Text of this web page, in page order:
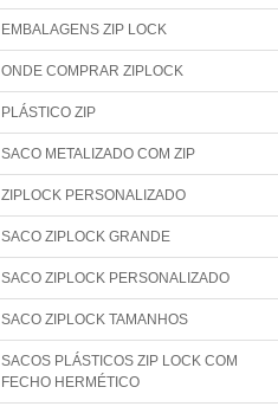
EMBALAGENS ZIP LOCK
ONDE COMPRAR ZIPLOCK
PLÁSTICO ZIP
SACO METALIZADO COM ZIP
ZIPLOCK PERSONALIZADO
SACO ZIPLOCK GRANDE
SACO ZIPLOCK PERSONALIZADO
SACO ZIPLOCK TAMANHOS
SACOS PLÁSTICOS ZIP LOCK COM
FECHO HERMÉTICO